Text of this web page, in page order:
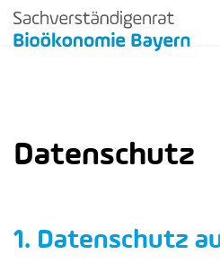
Datenschutz
1. Datenschutz